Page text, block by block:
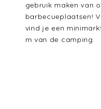
gebruik maken van
barbecueplaatsen!
vind je een
m van de camping.